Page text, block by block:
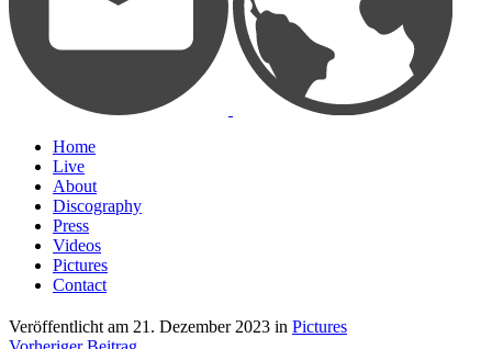
Home
Live
About
Discography
Press
Videos
Pictures
Contact
Veröffentlicht am 21. Dezember 2023 in Pictures